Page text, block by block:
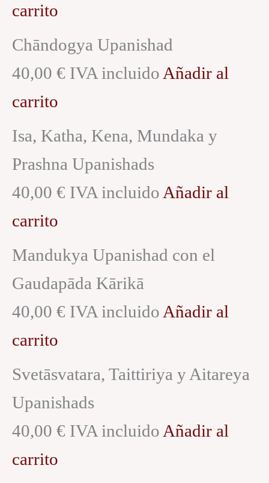
carrito
Chāndogya Upanishad
40,00 € IVA incluido Añadir al
carrito
Isa, Katha, Kena, Mundaka y
Prashna Upanishads
40,00 € IVA incluido Añadir al
carrito
Mandukya Upanishad con el
Gaudapāda Kārikā
40,00 € IVA incluido Añadir al
carrito
Svetāsvatara, Taittiriya y Aitareya
Upanishads
40,00 € IVA incluido Añadir al
carrito